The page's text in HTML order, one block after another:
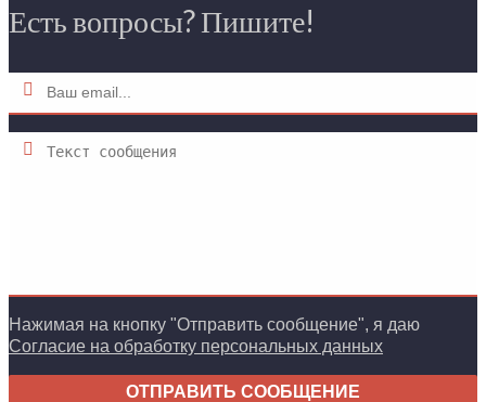
Есть вопросы? Пишите!
Нажимая на кнопку "Отправить сообщение", я даю
Согласие на обработку персональных данных
ОТПРАВИТЬ СООБЩЕНИЕ